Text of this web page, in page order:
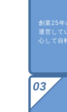
創業25年
運営して
心して自